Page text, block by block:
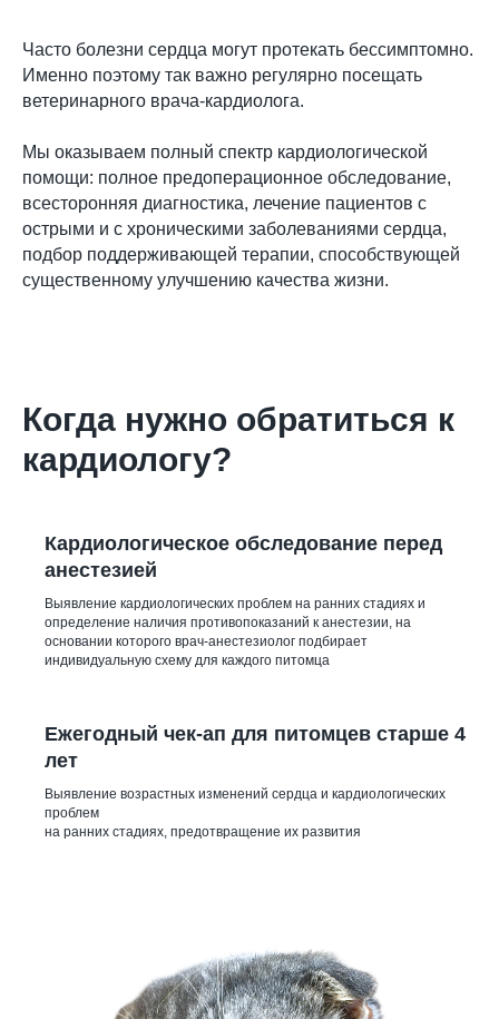
Часто болезни сердца могут протекать бессимптомно.
Именно поэтому так важно регулярно посещать
ветеринарного врача-кардиолога.
Мы оказываем полный спектр кардиологической
помощи: полное предоперационное обследование,
всесторонняя диагностика, лечение пациентов с
острыми и с хроническими заболеваниями сердца,
подбор поддерживающей терапии, способствующей
существенному улучшению качества жизни.
Когда нужно обратиться к
кардиологу?
Кардиологическое обследование перед
анестезией
Выявление кардиологических проблем на ранних стадиях и
определение наличия противопоказаний к анестезии, на
основании которого врач-анестезиолог подбирает
индивидуальную схему для каждого питомца
Ежегодный чек-ап для питомцев старше 4
лет
Выявление возрастных изменений сердца и кардиологических
проблем
на ранних стадиях, предотвращение их развития